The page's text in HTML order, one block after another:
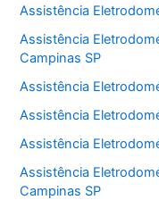
Assistência
Assistência
Campinas SP
Assistência
Assistência
Assistência
Assistência
Campinas SP